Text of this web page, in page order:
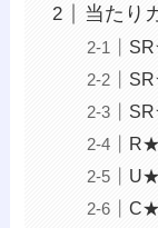
当たり
R★
U★
C★